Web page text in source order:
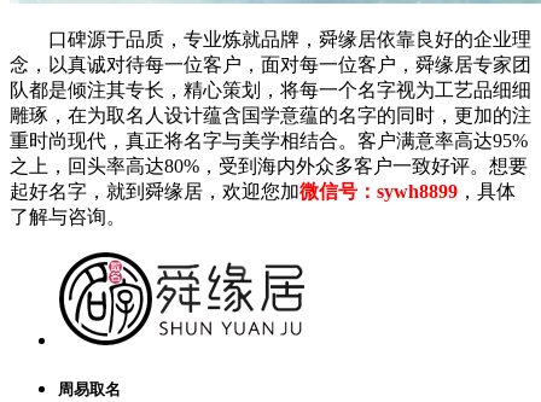
口碑源于品质，专业炼就品牌，舜缘居依靠良好的企业理
念，以真诚对待每一位客户，面对每一位客户，舜缘居专家团
队都是倾注其专长，精心策划，将每一个名字视为工艺品细细
雕琢，在为取名人设计蕴含国学意蕴的名字的同时，更加的注
重时尚现代，真正将名字与美学相结合。客户满意率高达95%
之上，回头率高达80%，受到海内外众多客户一致好评。想要
起好名字，就到舜缘居，欢迎您加微信号：sywh8899 ，具体
了解与咨询。
周易取名